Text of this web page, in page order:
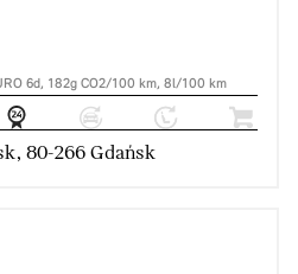
6d, 182g CO2/100 km, 8l/100 km
80-266 Gdańsk